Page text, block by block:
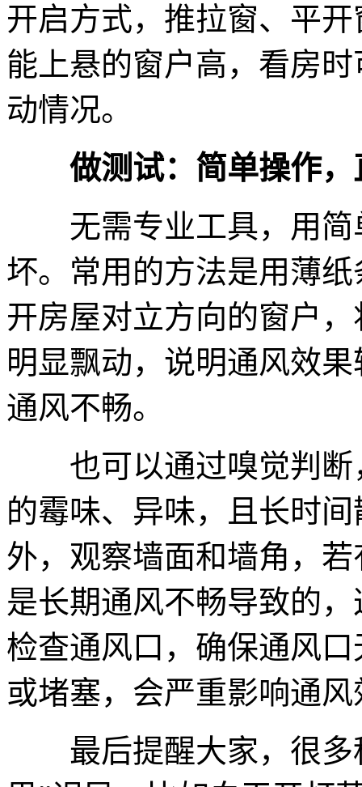
开启方式，推拉窗、平
能上悬的窗户高，看房
动情况。
做测试：简单操作，
无需专业工具，用简
坏。常用的方法是用薄
开房屋对立方向的窗户
明显飘动，说明通风效
通风不畅。
也可以通过嗅觉判断
的霉味、异味，且长时
外，观察墙面和墙角，
是长期通风不畅导致的
检查通风口，确保通风
或堵塞，会严重影响通
最后提醒大家，很多